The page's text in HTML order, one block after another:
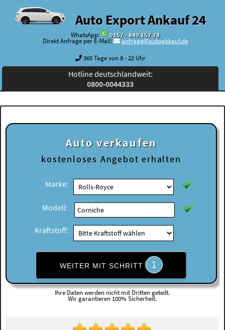
Auto Export Ankauf 24
WhatsApp:
0157 - 849 157 78
Direkt Anfrage per E-Mail:
anfrage@autoabkauf.de
365 Tage von 8 - 22 Uhr
Hotline deutschlandweit:
0800-0044333
Auto verkaufen
kostenloses Angebot erhalten
Marke:
Modell:
Kraftstoff:
WEITER MIT SCHRITT 1
Ihre Daten werden nicht mit Dritten geteilt.
Wir garantieren 100% Sicherheit.